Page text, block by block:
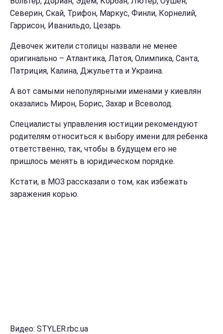
Северин, Скай, Трифон, Маркус, Финли, Корнелий,
Гаррисон, Иванильдо, Цезарь.
Девочек жители столицы назвали не менее
оригинально – Атлантика, Латоя, Олимпика, Санта,
Патриция, Калина, Джульетта и Украина.
А вот самыми непопулярными именами у киевлян
оказались Мирон, Борис, Захар и Всеволод.
Специалисты управления юстиции рекомендуют
родителям относиться к выбору имени для ребенка
ответственно, так, чтобы в будущем его не
пришлось менять в юридическом порядке.
Кстати, в МОЗ рассказали о том, как избежать
заражения корью.
Видео: STYLER.rbc.ua